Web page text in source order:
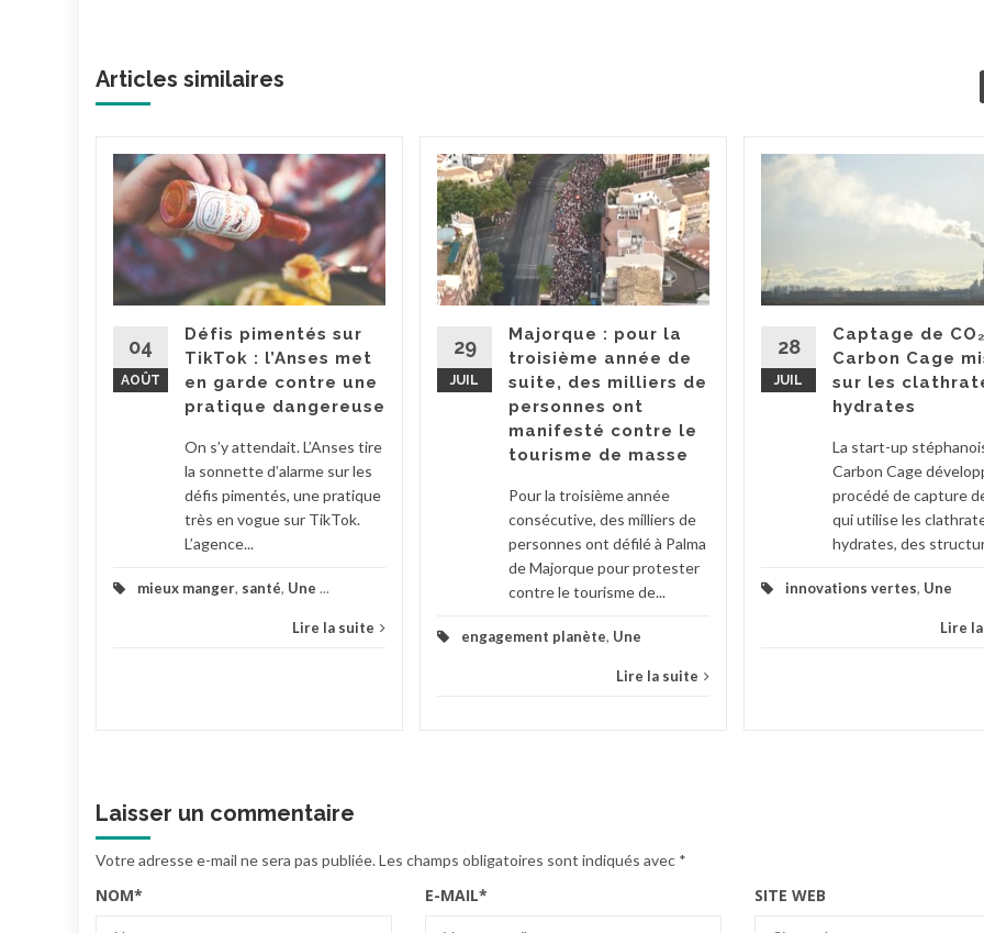
Articles similaires
04
AOÛT
Défis pimentés sur
TikTok : l’Anses met
en garde contre une
pratique dangereuse
On s’y attendait. L’Anses tire
la sonnette d’alarme sur les
défis pimentés, une pratique
très en vogue sur TikTok.
L’agence...
mieux manger, santé, Une ...
Lire la suite
29
JUIL
Majorque : pour la
troisième année de
suite, des milliers de
personnes ont
manifesté contre le
tourisme de masse
Pour la troisième année
consécutive, des milliers de
personnes ont défilé à Palma
de Majorque pour protester
contre le tourisme de...
engagement planète, Une
Lire la suite
28
JUIL
Captage de
Carbon Cage
sur les
hydrates
La start-up
Carbon Cage
procédé de capture
qui utilise les
hydrates, des
innovations vertes, Une
Lire
Laisser un commentaire
Votre adresse e-mail ne sera pas publiée.Les champs obligatoires sont indiqués avec *
NOM* E-MAIL* SITE WEB